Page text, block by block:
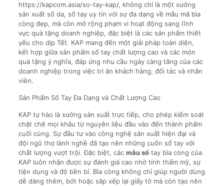
https://kapcom.asia/so-tay-kap/, không chỉ là một xưởng
sản xuất sổ da, sổ tay uy tín với sự đa dạng về mẫu mã bìa
còng đẹp, mà còn mở rộng phạm vi hoạt động sang lĩnh
vực quà tặng doanh nghiệp, đặc biệt là các sản phẩm thiết
yếu cho dịp Tết. KAP mang đến một giải pháp toàn diện,
kết hợp giữa sản phẩm sổ tay chất lượng cao và các món
quà tặng ý nghĩa, đáp ứng nhu cầu ngày càng tăng của các
doanh nghiệp trong việc tri ân khách hàng, đối tác và nhân
viên.
Sản Phẩm Sổ Tay Đa Dạng và Chất Lượng Cao
KAP tự hào là xưởng sản xuất trực tiếp, cho phép kiểm soát
chặt chẽ mọi khâu từ nguyên liệu đầu vào đến thành phẩm
cuối cùng. Sự đầu tư vào công nghệ sản xuất hiện đại và
đội ngũ thợ lành nghề đã tạo nên những cuốn sổ tay với
chất lượng vượt trội. Đặc biệt, các mẫu sổtay bìa còng của
KAP luôn nhận được sự đánh giá cao nhờ tính thẩm mỹ, sự
tiện dụng và độ bền bỉ. Bìa còng không chỉ giúp người dùng
dễ dàng thêm, bớt hoặc sắp xếp lại giấy tờ mà còn tạo nên